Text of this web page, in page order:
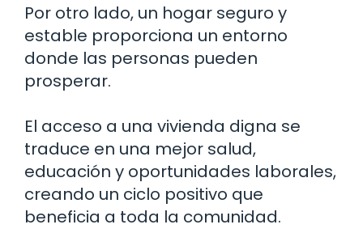
Por otro lado, un hogar seguro y
estable proporciona un entorno
donde las personas pueden
prosperar.
El acceso a una vivienda digna se
traduce en una mejor salud,
educación y oportunidades laborales,
creando un ciclo positivo que
beneficia a toda la comunidad.